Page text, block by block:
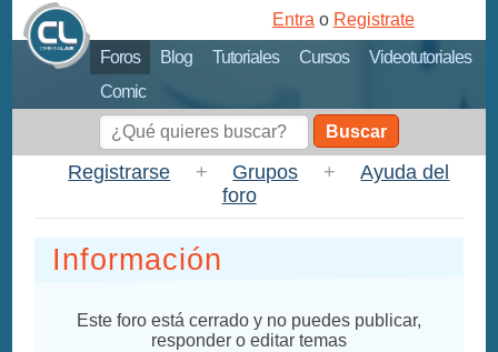
Foros Blog Tutoriales Cursos
Videotutoriales
Comic
Entra o Registrate
Buscar
Registrarse + Grupos +
Ayuda del
foro
Información
Este foro está cerrado y no puedes publicar,
responder o editar temas